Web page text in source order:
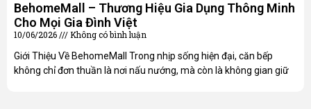
BehomeMall – Thương Hiệu Gia Dụng Thông Minh
Cho Mọi Gia Đình Việt
10/06/2026
Không có bình luận
Giới Thiệu Về BehomeMall Trong nhịp sống hiện đại, căn bếp
không chỉ đơn thuần là nơi nấu nướng, mà còn là không gian giữ